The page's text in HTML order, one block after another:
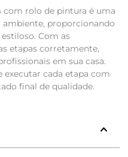
com rolo de pintura é uma
proporcionando
Com as
etapas corretamente,
em sua casa.
executar cada etapa com
final de qualidade.